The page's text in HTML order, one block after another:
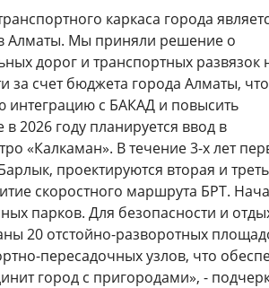
каркаса города
Алматы. Мы приняли решение о
дорог и транспортных развязок
за счет бюджета города Алматы, что
интеграцию с БАКАД и повысить
2026 году планируется ввод в
«Калкаман». В течение 3-х лет
проектируются вторая и
скоростного маршрута БРТ.
парков. Для безопасности и
20 отстойно-разворотных
пересадочных узлов, что
город с пригородами», -